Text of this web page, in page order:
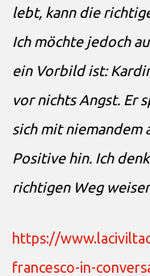
lebt, kann die
Ich möchte jedoch
ein Vorbild ist:
vor nichts Angst. Er
sich mit niemandem
Positive hin. Ich
richtigen Weg
https://
francesco-in-